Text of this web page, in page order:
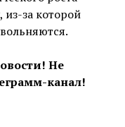
из-за которой
Не
канал!